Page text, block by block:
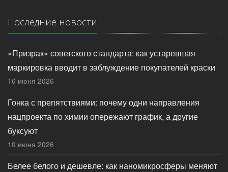
Последние новости
«Призрак» советского стандарта: как устаревшая
маркировка вводит в заблуждение покупателей краски
16 июня 2026
Гонка с препятствиями: почему одни направления
нацпроекта по химии опережают график, а другие
буксуют
10 июня 2026
Белее белого и дешевле: как наномикросферы меняют